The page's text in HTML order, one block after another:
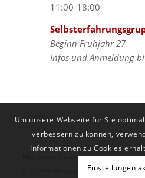
11:00-18:00
Beginn Frühjahr 27
Infos und Anmeldung
Marita von Krosigk | Heilpraktikerin für
11 | 22763 Hamburg | Tel.: 040 - 439
Um unsere Webseite für Sie
verbessern zu können,
Informationen zu Cookies
Einstellungen